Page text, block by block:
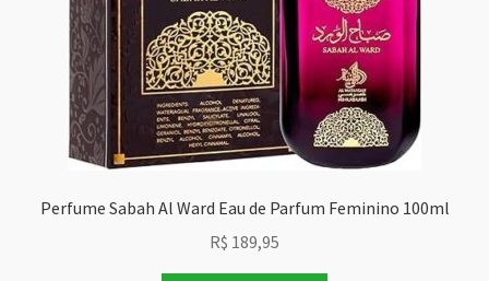
Perfume Sabah Al Ward Eau de Parfum Feminino 100ml
R$ 189,95